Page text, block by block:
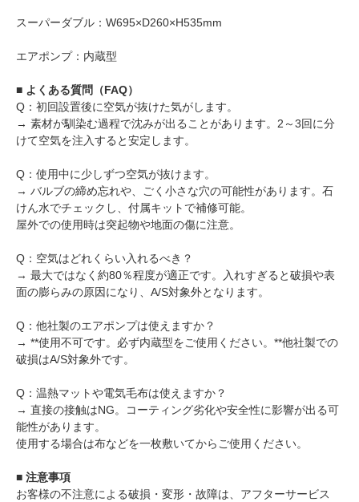
スーパーダブル：W695×D260×H535mm
エアポンプ：内蔵型
■ よくある質問（FAQ）
Q：初回設置後に空気が抜けた気がします。
→ 素材が馴染む過程で沈みが出ることがあります。2～3回に分
けて空気を注入すると安定します。
Q：使用中に少しずつ空気が抜けます。
→ バルブの締め忘れや、ごく小さな穴の可能性があります。石
けん水でチェックし、付属キットで補修可能。
屋外での使用時は突起物や地面の傷に注意。
Q：空気はどれくらい入れるべき？
→ 最大ではなく約80％程度が適正です。入れすぎると破損や表
面の膨らみの原因になり、A/S対象外となります。
Q：他社製のエアポンプは使えますか？
→ **使用不可です。必ず内蔵型をご使用ください。**他社製での
破損はA/S対象外です。
Q：温熱マットや電気毛布は使えますか？
→ 直接の接触はNG。コーティング劣化や安全性に影響が出る可
能性があります。
使用する場合は布などを一枚敷いてからご使用ください。
■ 注意事項
お客様の不注意による破損・変形・故障は、アフターサービス